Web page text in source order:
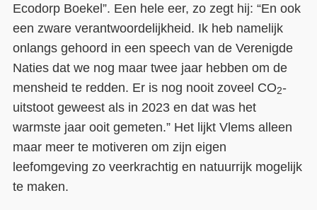
Ecodorp Boekel”. Een hele eer, zo zegt hij: “En ook
een zware verantwoordelijkheid. Ik heb namelijk
onlangs gehoord in een speech van de Verenigde
Naties dat we nog maar twee jaar hebben om de
mensheid te redden. Er is nog nooit zoveel CO2-
uitstoot geweest als in 2023 en dat was het
warmste jaar ooit gemeten.” Het lijkt Vlems alleen
maar meer te motiveren om zijn eigen
leefomgeving zo veerkrachtig en natuurrijk mogelijk
te maken.